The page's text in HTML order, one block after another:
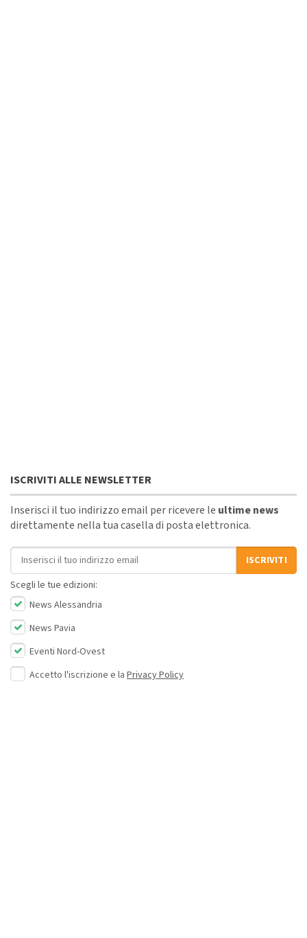
ISCRIVITI ALLE NEWSLETTER
Inserisci il tuo indirizzo email per ricevere le ultime news
direttamente nella tua casella di posta elettronica.
Indirizzo email
ISCRIVITI
Scegli le tue edizioni:
News Alessandria
News Pavia
Eventi Nord-Ovest
Accetto l'iscrizione e la Privacy Policy